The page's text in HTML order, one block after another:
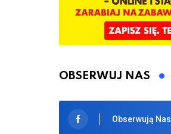
OBSERWUJ NAS
Obserwują Nas